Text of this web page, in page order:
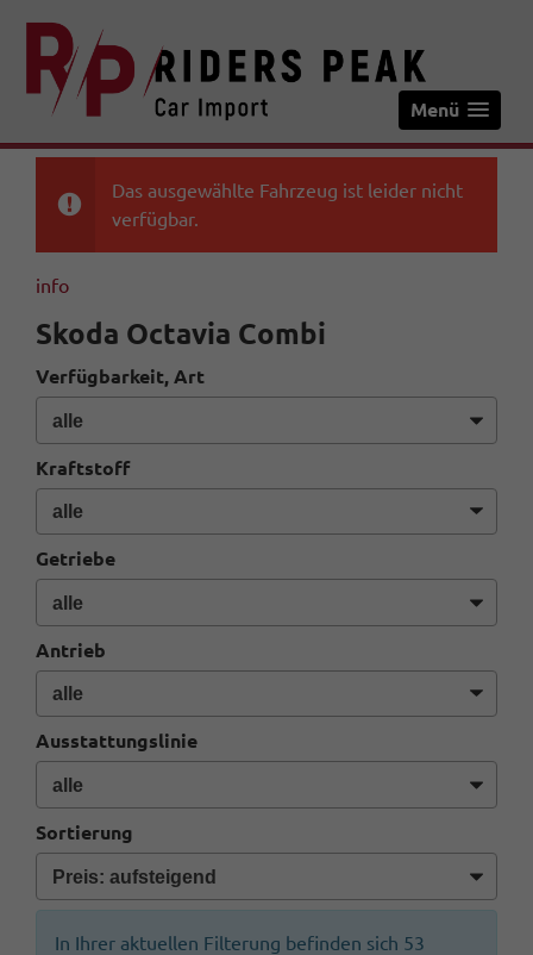
Menü
Das ausgewählte Fahrzeug ist leider nicht
verfügbar.
info
Skoda Octavia Combi
Verfügbarkeit, Art
Kraftstoff
Getriebe
Antrieb
Ausstattungslinie
Sortierung
In Ihrer aktuellen Filterung befinden sich 53